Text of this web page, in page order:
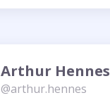
Arthur Hennes
@arthur.hennes